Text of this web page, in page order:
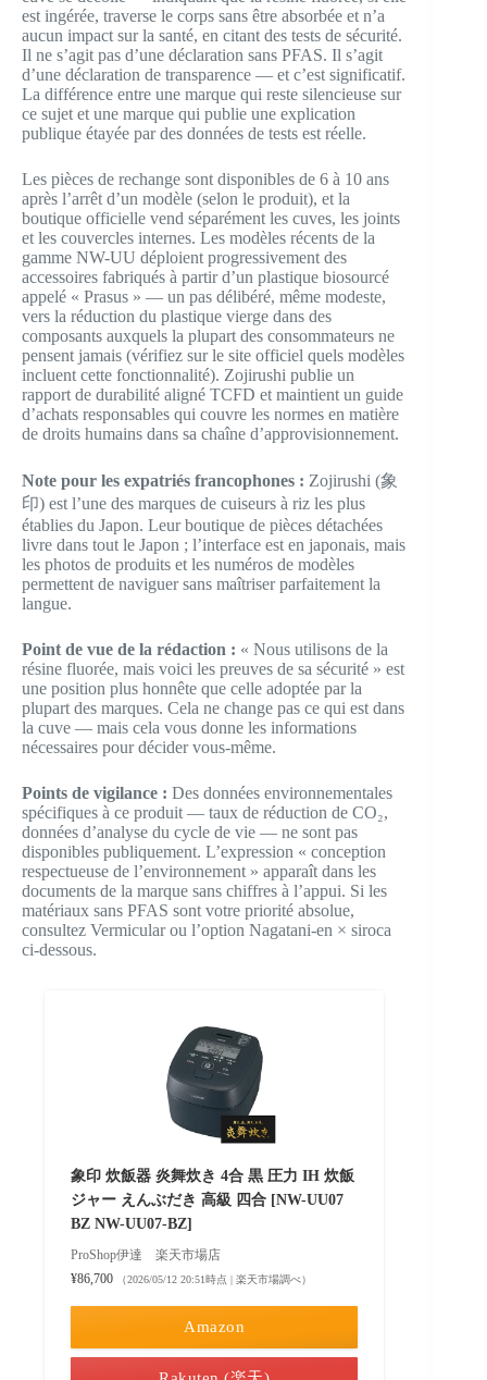
est ingérée, traverse le corps sans être absorbée et n’a
aucun impact sur la santé, en citant des tests de sécurité.
Il ne s’agit pas d’une déclaration sans PFAS. Il s’agit
d’une déclaration de transparence — et c’est significatif.
La différence entre une marque qui reste silencieuse sur
ce sujet et une marque qui publie une explication
publique étayée par des données de tests est réelle.
Les pièces de rechange sont disponibles de 6 à 10 ans
après l’arrêt d’un modèle (selon le produit), et la
boutique officielle vend séparément les cuves, les joints
et les couvercles internes. Les modèles récents de la
gamme NW-UU déploient progressivement des
accessoires fabriqués à partir d’un plastique biosourcé
appelé « Prasus » — un pas délibéré, même modeste,
vers la réduction du plastique vierge dans des
composants auxquels la plupart des consommateurs ne
pensent jamais (vérifiez sur le site officiel quels modèles
incluent cette fonctionnalité). Zojirushi publie un
rapport de durabilité aligné TCFD et maintient un guide
d’achats responsables qui couvre les normes en matière
de droits humains dans sa chaîne d’approvisionnement.
Note pour les expatriés francophones : Zojirushi (象
印) est l’une des marques de cuiseurs à riz les plus
établies du Japon. Leur boutique de pièces détachées
livre dans tout le Japon ; l’interface est en japonais, mais
les photos de produits et les numéros de modèles
permettent de naviguer sans maîtriser parfaitement la
langue.
Point de vue de la rédaction : « Nous utilisons de la
résine fluorée, mais voici les preuves de sa sécurité » est
une position plus honnête que celle adoptée par la
plupart des marques. Cela ne change pas ce qui est dans
la cuve — mais cela vous donne les informations
nécessaires pour décider vous-même.
Points de vigilance : Des données environnementales
spécifiques à ce produit — taux de réduction de CO₂,
données d’analyse du cycle de vie — ne sont pas
disponibles publiquement. L’expression « conception
respectueuse de l’environnement » apparaît dans les
documents de la marque sans chiffres à l’appui. Si les
matériaux sans PFAS sont votre priorité absolue,
consultez Vermicular ou l’option Nagatani-en × siroca
ci-dessous.
象印 炊飯器 炎舞炊き 4合 黒 圧力 IH 炊飯
ジャー えんぶだき 高級 四合 [NW-UU07
BZ NW-UU07-BZ]
ProShop伊達 楽天市場店
¥86,700
（2026/05/12 20:51時点 | 楽天市場調べ）
Amazon